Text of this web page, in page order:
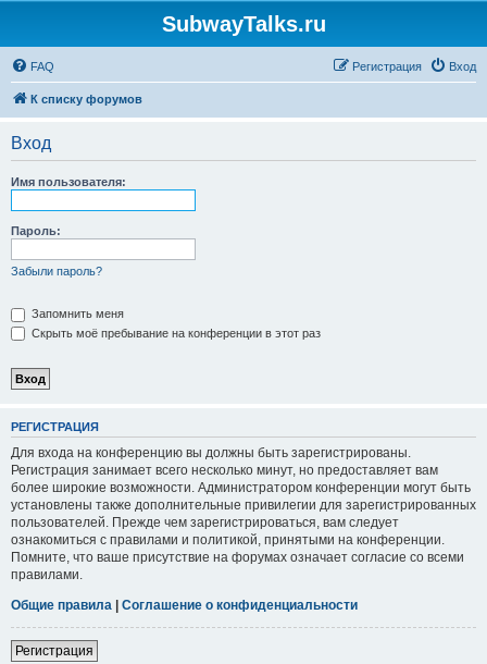
SubwayTalks.ru
FAQ Вход
Регистрация
К списку форумов
Вход
Имя пользователя:
Пароль:
Забыли пароль?
Запомнить меня
Скрыть моё пребывание на конференции в этот раз
РЕГИСТРАЦИЯ
Для входа на конференцию вы должны быть зарегистрированы.
Регистрация занимает всего несколько минут, но предоставляет вам
более широкие возможности. Администратором конференции могут быть
установлены также дополнительные привилегии для зарегистрированных
пользователей. Прежде чем зарегистрироваться, вам следует
ознакомиться с правилами и политикой, принятыми на конференции.
Помните, что ваше присутствие на форумах означает согласие со всеми
правилами.
Общие правила | Соглашение о конфиденциальности
Регистрация